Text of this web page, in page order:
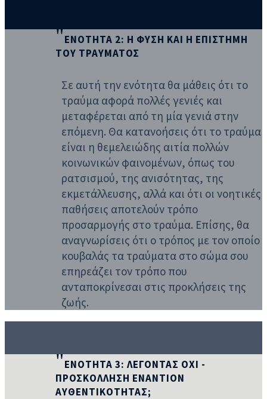
ΕΝΟΤΗΤΑ 2: Η ΦΥΣΗ ΚΑΙ Η ΕΠΙΣΤΗΜΗ
ΤΟΥ ΤΡΑΥΜΑΤΟΣ
Σε αυτή την ενότητα θα μάθεις ότι το
τραύμα αφορά πολλές γενιές και
μεταφέρεται από τη μία γενιά στην
επόμενη. Θα κατανοήσεις ότι το τραύμα
είναι η θεμελειώδης αιτία πολλών
κοινωνικών φαινομένων, όπως του
ρατσισμού, της ανισότητας, της
εκμετάλλευσης, αλλά και ότι οι νοητικές
παθήσεις αποτελούν τρόπο
προσαρμογής στο τραύμα. Επίσης, θα
αναγνωρίσεις ότι ο τρόπος με τον οποίο
κουβαλάς τα τραύματα στο σώμα σου
επηρεάζει τον τρόπο που
ανταποκρίνεσαι στις προκλήσεις της
ζωής.
ΕΝΟΤΗΤΑ 3: ΛΕΓΟΝΤΑΣ ΟΧΙ -
ΠΡΟΣΚΌΛΛΗΣΗ ΕΝΑΝΤΙΟΝ
ΑΥΘΕΝΤΙΚΟΤΗΤΑΣ;